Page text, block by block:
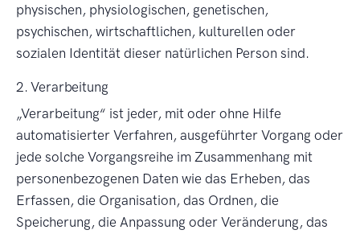
physischen, physiologischen, genetischen,
psychischen, wirtschaftlichen, kulturellen oder
sozialen Identität dieser natürlichen Person sind.
2. Verarbeitung
Verarbeitung
ist jeder, mit oder ohne Hilfe
automatisierter Verfahren, ausgeführter Vorgang oder
jede solche Vorgangsreihe im Zusammenhang mit
personenbezogenen Daten wie das Erheben, das
Erfassen, die Organisation, das Ordnen, die
Speicherung, die Anpassung oder Veränderung, das